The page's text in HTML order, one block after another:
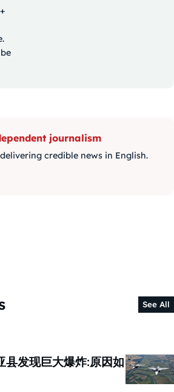
journalism
credible news in English.
See All
县发现巨大爆炸:原因如